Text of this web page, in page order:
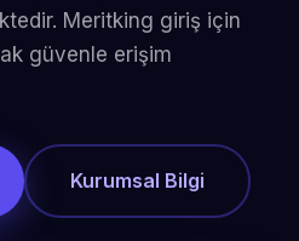
Meritking giriş için
güvenle erişim
Kurumsal Bilgi